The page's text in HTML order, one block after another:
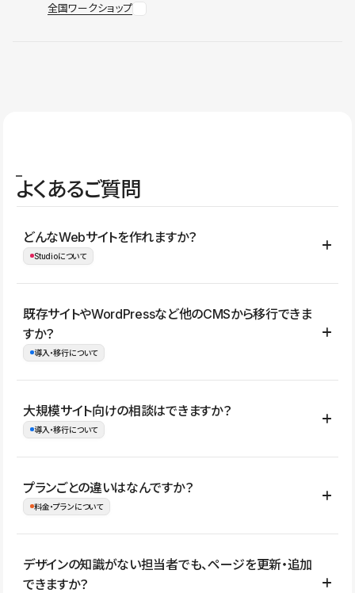
全国ワークショップ
よくあるご質問
どんなWebサイトを作れますか？
Studioについて
コーポレートサイト、サービスサイト、LP、採用サイト、ブロ
グ・メディア、イベントサイト、店舗・商品紹介サイト、ポートフ
ォリオなど幅広く制作できます。
既存サイトやWordPressなど他のCMSから移行できま
すか？
導入・移行について
はい。既存サイトの構成やコンテンツ、URLを整理したうえで、
Studio上に再構築する形で移行できます。 WordPressの場合は、
イト全体のデザインや設定がそのまま移行されるわけではないた
め、移行後にページ構成やデザイン、CMS設計、URL・リダイレク
大規模サイト向けの相談はできますか？
導入・移行について
はい。アクセス規模が大きいサイトや、複数部門での運用、権限管
理、セキュリティ確認、既存システムとの連携など、個別の要件が
ない段階でも、お問い合わせください。
お問合せはこちら
プランごとの違いはなんですか？
料金・プランについて
公開ページ数、バージョン履歴の期間、CMS利用数の上限、権限
管理の有無などがプランごとに異なります。詳しくは料金プランペ
デザインの知識がない担当者でも、ページを更新・追加
できますか？